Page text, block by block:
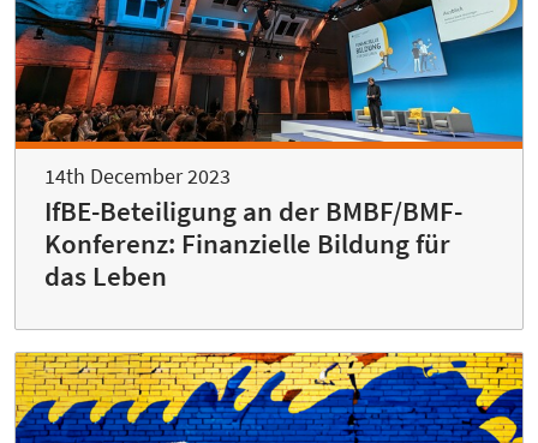
14th December 2023
IfBE-Beteiligung an der BMBF/BMF-
Konferenz: Finanzielle Bildung für
das Leben